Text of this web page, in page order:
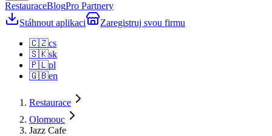
RestauraceBlogPro Partnery
Stáhnout aplikaci
Zaregistruj svou firmu
🇨🇿cs
🇸🇰sk
🇵🇱pl
🇬🇧en
Restaurace
Olomouc
Jazz Cafe